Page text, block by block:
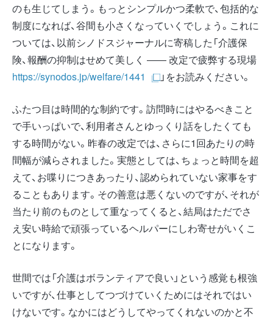
のも生じてしまう。もっとシンプルかつ柔軟で、包括的な
制度になれば、谷間も小さくなっていくでしょう。これに
ついては、以前シノドスジャーナルに寄稿した「介護保
険、報酬の抑制はせめて美しく ―― 改定で疲弊する現場
https://synodos.jp/welfare/1441
」をお読みください。
ふたつ目は時間的な制約です。訪問時にはやるべきこと
で手いっぱいで、利用者さんとゆっくり話をしたくても
する時間がない。昨春の改定では、さらに1回あたりの時
間幅が減らされました。実態としては、ちょっと時間を超
えて、お喋りにつきあったり、認められていない家事をす
ることもあります。その善意は悪くないのですが、それが
当たり前のものとして重なってくると、結局はただでさ
え安い時給で頑張っているヘルパーにしわ寄せがいくこ
とになります。
世間では「介護はボランティアで良い」という感覚も根強
いですが、仕事としてつづけていくためにはそれではい
けないです。なかにはどうしてやってくれないのかと不